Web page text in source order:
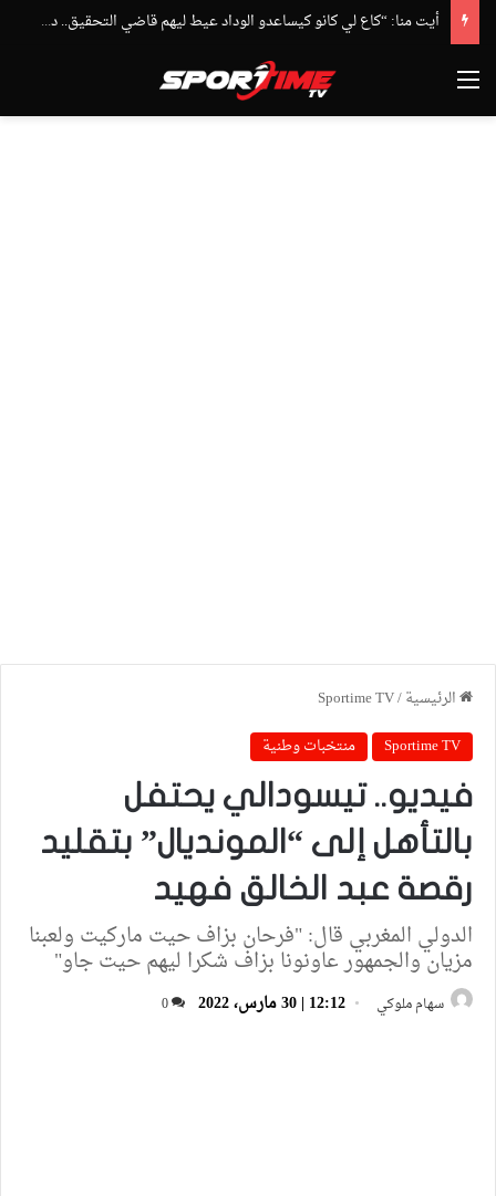
أيت منا: “كاع لي كانو كيساعدو الوداد عيط ليهم قاضي التحقيق.. دابا حتى شي واحد ما بقا باغي يعاون”
القائمة
الرئيسية/
Sportime TV
Sportime TV
منتخبات وطنية
فيديو.. تيسودالي يحتفل
بالتأهل إلى “المونديال” بتقليد
رقصة عبد الخالق فهيد
الدولي المغربي قال: "فرحان بزاف حيت ماركيت ولعبنا
مزيان والجمهور عاونونا بزاف شكرا ليهم حيت جاو"
سهام ملوكي 12:12 | 30 مارس، 2022 0